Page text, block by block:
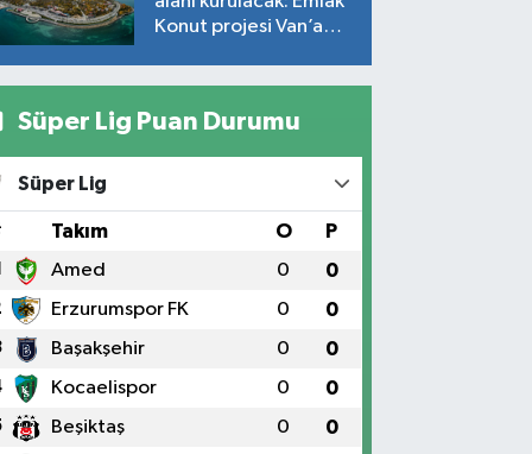
Konut projesi Van’a
Süper Lig Puan Durumu
Süper Lig
Takım O P
Amed 0 0
Erzurumspor FK 0 0
Başakşehir 0 0
Kocaelispor 0 0
Beşiktaş 0 0